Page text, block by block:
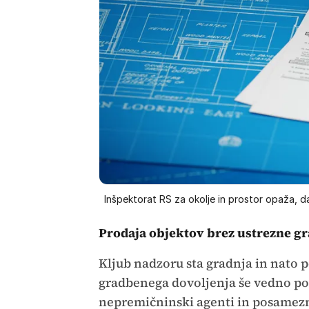
Inšpektorat RS za okolje in prostor opaža,
Prodaja objektov brez ustrezne
Kljub nadzoru sta gradnja in nato
gradbenega dovoljenja še vedno
nepremičninski agenti in